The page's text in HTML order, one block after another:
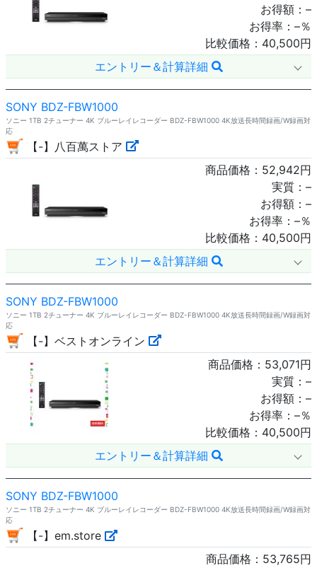
お得額： –
お得率： –％
比較価格： 40,500円
エントリー＆計算詳細
SONY BDZ-FBW1000
ソニー 1TB 2チューナー 4K ブルーレイレコーダー BDZ-FBW1000 4K放送長時間録画/W録画対
応
【-】八百萬ストア
商品価格： 52,942円
実質： –
お得額： –
お得率： –％
比較価格： 40,500円
エントリー＆計算詳細
SONY BDZ-FBW1000
ソニー 1TB 2チューナー 4K ブルーレイレコーダー BDZ-FBW1000 4K放送長時間録画/W録画対
応
【-】ベストオンライン
商品価格： 53,071円
実質： –
お得額： –
お得率： –％
比較価格： 40,500円
エントリー＆計算詳細
SONY BDZ-FBW1000
ソニー 1TB 2チューナー 4K ブルーレイレコーダー BDZ-FBW1000 4K放送長時間録画/W録画対
応
【-】em.store
商品価格： 53,765円